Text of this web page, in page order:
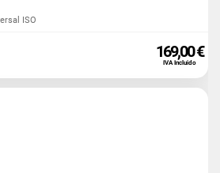
ISO
169,00 €
IVA Incluido